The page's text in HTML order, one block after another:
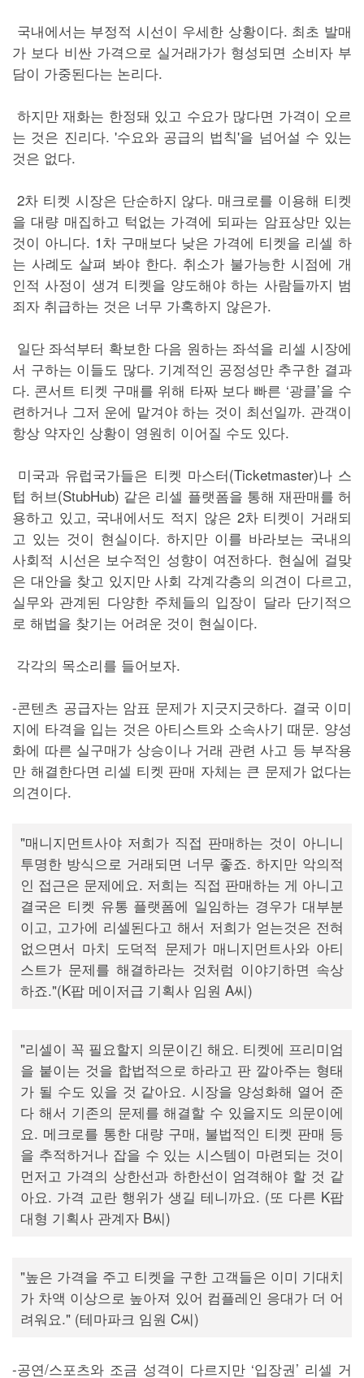
국내에서는 부정적 시선이 우세한 상황이다. 최초 발매
가 보다 비싼 가격으로 실거래가가 형성되면 소비자 부
담이 가중된다는 논리다.
하지만 재화는 한정돼 있고 수요가 많다면 가격이 오르
는 것은 진리다. '수요와 공급의 법칙'을 넘어설 수 있는
것은 없다.
2차 티켓 시장은 단순하지 않다. 매크로를 이용해 티켓
을 대량 매집하고 턱없는 가격에 되파는 암표상만 있는
것이 아니다. 1차 구매보다 낮은 가격에 티켓을 리셀 하
는 사례도 살펴 봐야 한다. 취소가 불가능한 시점에 개
인적 사정이 생겨 티켓을 양도해야 하는 사람들까지 범
죄자 취급하는 것은 너무 가혹하지 않은가.
일단 좌석부터 확보한 다음 원하는 좌석을 리셀 시장에
서 구하는 이들도 많다. 기계적인 공정성만 추구한 결과
다. 콘서트 티켓 구매를 위해 타짜 보다 빠른 ‘광클’을 수
련하거나 그저 운에 맡겨야 하는 것이 최선일까. 관객이
항상 약자인 상황이 영원히 이어질 수도 있다.
미국과 유럽국가들은 티켓 마스터(Ticketmaster)나 스
텁 허브(StubHub) 같은 리셀 플랫폼을 통해 재판매를 허
용하고 있고, 국내에서도 적지 않은 2차 티켓이 거래되
고 있는 것이 현실이다. 하지만 이를 바라보는 국내의
사회적 시선은 보수적인 성향이 여전하다. 현실에 걸맞
은 대안을 찾고 있지만 사회 각계각층의 의견이 다르고,
실무와 관계된 다양한 주체들의 입장이 달라 단기적으
로 해법을 찾기는 어려운 것이 현실이다.
각각의 목소리를 들어보자.
-콘텐츠 공급자는 암표 문제가 지긋지긋하다. 결국 이미
지에 타격을 입는 것은 아티스트와 소속사기 때문. 양성
화에 따른 실구매가 상승이나 거래 관련 사고 등 부작용
만 해결한다면 리셀 티켓 판매 자체는 큰 문제가 없다는
의견이다.
"매니지먼트사야 저희가 직접 판매하는 것이 아니니
투명한 방식으로 거래되면 너무 좋죠. 하지만 악의적
인 접근은 문제에요. 저희는 직접 판매하는 게 아니고
결국은 티켓 유통 플랫폼에 일임하는 경우가 대부분
이고, 고가에 리셀된다고 해서 저희가 얻는것은 전혀
없으면서 마치 도덕적 문제가 매니지먼트사와 아티
스트가 문제를 해결하라는 것처럼 이야기하면 속상
하죠."(K팝 메이저급 기획사 임원 A씨)
"리셀이 꼭 필요할지 의문이긴 해요. 티켓에 프리미엄
을 붙이는 것을 합법적으로 하라고 판 깔아주는 형태
가 될 수도 있을 것 같아요. 시장을 양성화해 열어 준
다 해서 기존의 문제를 해결할 수 있을지도 의문이에
요. 메크로를 통한 대량 구매, 불법적인 티켓 판매 등
을 추적하거나 잡을 수 있는 시스템이 마련되는 것이
먼저고 가격의 상한선과 하한선이 엄격해야 할 것 같
아요. 가격 교란 행위가 생길 테니까요. (또 다른 K팝
대형 기획사 관계자 B씨)
"높은 가격을 주고 티켓을 구한 고객들은 이미 기대치
가 차액 이상으로 높아져 있어 컴플레인 응대가 더 어
려워요." (테마파크 임원 C씨)
-공연/스포츠와 조금 성격이 다르지만 ‘입장권’ 리셀 거